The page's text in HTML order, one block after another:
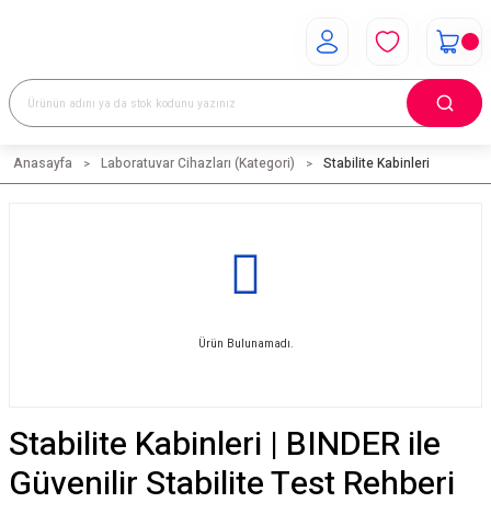
Anasayfa Laboratuvar Cihazları (Kategori) Stabilite Kabinleri
Ürün Bulunamadı.
Stabilite Kabinleri | BINDER ile
Güvenilir Stabilite Test Rehberi